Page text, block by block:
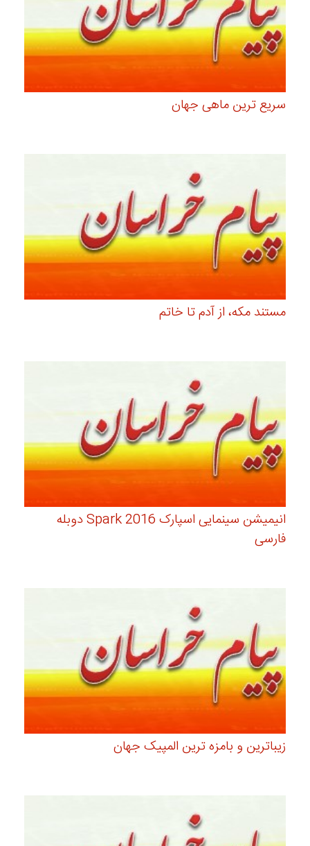
سریع ترین ماهی جهان
مستند مكه، از آدم تا خاتم
انیمیشن سینمایی اسپارک Spark 2016 دوبله
فارسی
زیباترین و بامزه ترین المپیک جهان